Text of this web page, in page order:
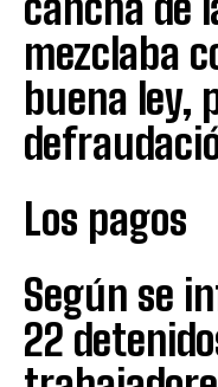
mezclaba
buena ley,
Los pagos
Según se
22